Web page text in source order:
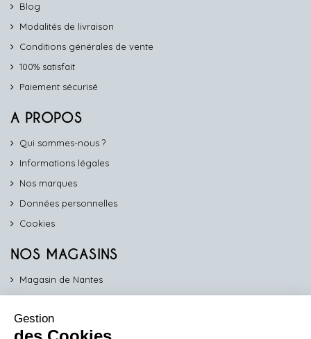
Blog
Modalités de livraison
Conditions générales de vente
100% satisfait
Paiement sécurisé
A PROPOS
Qui sommes-nous ?
Informations légales
Nos marques
Données personnelles
Cookies
NOS MAGASINS
Magasin de Nantes
Magasin de Vannes
Gestion